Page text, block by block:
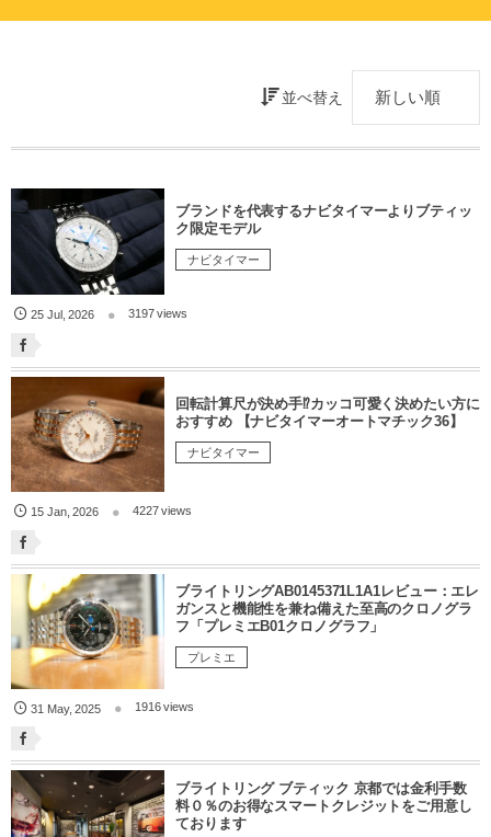
並べ替え
ブランドを代表するナビタイマーよりブティッ
ク限定モデル
ナビタイマー
25 Jul ,2026 3197 views
回転計算尺が決め手⁉︎カッコ可愛く決めたい方に
おすすめ 【ナビタイマーオートマチック36】
ナビタイマー
15 Jan,2026 4227 views
ブライトリングAB0145371L1A1レビュー：エレ
ガンスと機能性を兼ね備えた至高のクロノグラ
フ「プレミエB01クロノグラフ」
プレミエ
31 May,2025 1916 views
ブライトリング ブティック 京都では金利手数
料０％のお得なスマートクレジットをご用意し
ております